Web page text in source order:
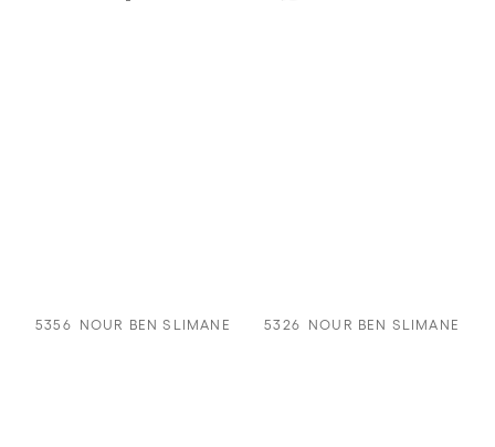
5356 NOUR BEN SLIMANE 5326 NOUR BEN SLIMANE